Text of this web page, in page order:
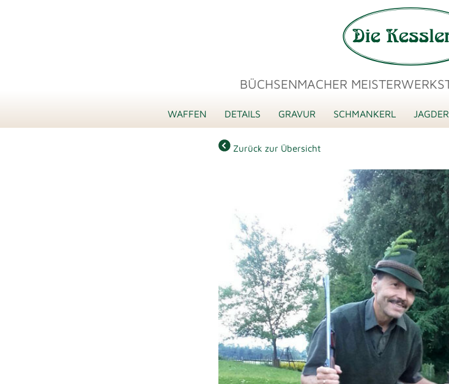
Zurück zur Übersicht
BÜCHSENMACHER
WAFFEN DETAILS GRAVUR SCHMANKERL